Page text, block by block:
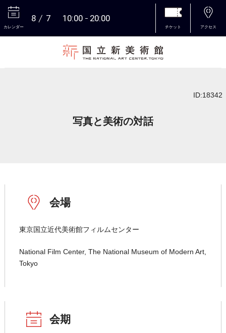
カレンダー
8 7 10:00 20:00
チケット アクセス
ID:18342
写真と美術の対話
会場
東京国立近代美術館フィルムセンター
National Film Center, The National Museum of Modern Art,
Tokyo
会期